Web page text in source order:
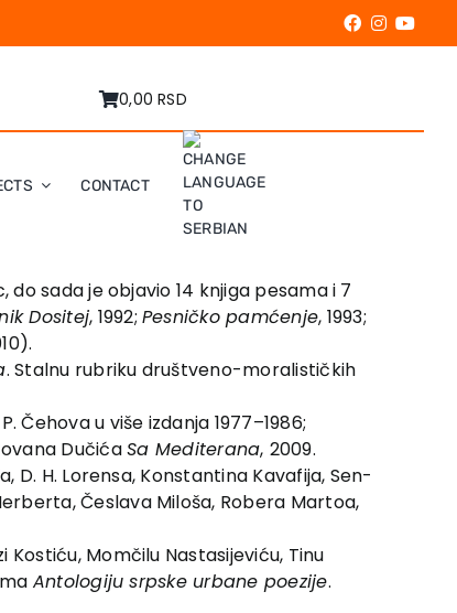
0,00 RSD
CONTACT
sada je objavio 14 knjiga pesama i 7
Dositej, 1992;Pesničko pamćenje, 1993;
. Stalnu rubriku društveno-moralističkih
Čehova u više izdanja 1977–1986;
DučićaSa Mediterana, 2009.
D. H. Lorensa, Konstantina Kavafija, Sen-
Česlava Miloša, Robera Martoa,
Momčilu Nastasijeviću, Tinu
Antologiju srpske urbane poezije.